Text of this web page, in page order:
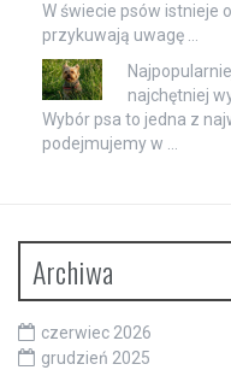
W świecie psów istnieje
przykuwają uwagę …
najchętniej
Wybór psa to jedna z
podejmujemy w …
Archiwa
czerwiec 2026
grudzień 2025